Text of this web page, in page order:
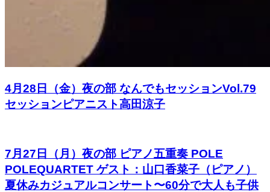
4月28日（金）夜の部 なんでもセッションVol.79
セッションピアニスト高田涼子
7月27日（月）夜の部 ピアノ五重奏 POLE
POLEQUARTET ゲスト：山口香菜子（ピアノ）
夏休みカジュアルコンサート〜60分で大人も子供